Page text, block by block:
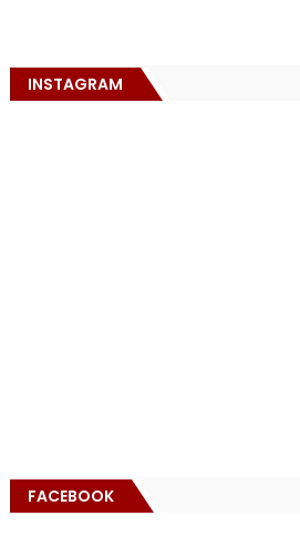
INSTAGRAM
FACEBOOK